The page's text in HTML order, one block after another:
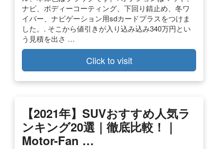
ナビ、ボディーコーティング、下回り錆止め、冬ワ
イパー、ナビゲーション用sdカードプラスをつけま
した。. そこから値引きが入り込み込み340万円とい
う見積を出さ …
Click to visit
【2021年】SUVおすすめ人気ラ
ンキング20選｜徹底比較！｜
Motor-Fan …